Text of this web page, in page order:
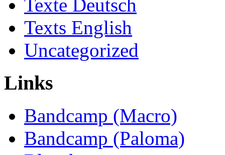
Texte Deutsch
Texts English
Uncategorized
Links
Bandcamp (Macro)
Bandcamp (Paloma)